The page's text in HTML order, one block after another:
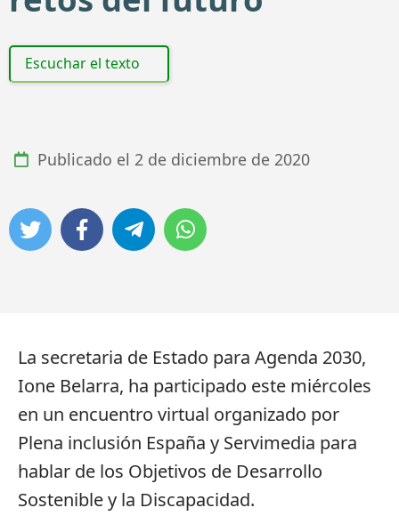
Escuchar el texto
Publicado el 2 de diciembre de 2020
La secretaria de Estado para Agenda 2030,
Ione Belarra, ha participado este miércoles
en un encuentro virtual organizado por
Plena inclusión España y Servimedia para
hablar de los Objetivos de Desarrollo
Sostenible y la Discapacidad.